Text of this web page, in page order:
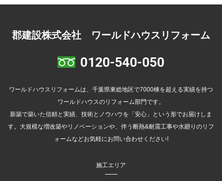
郡建設株式会社 ワールドハウスリフォーム
0120-540-050
ワールドハウスリフォームは、千葉県東総地区で7000棟を超える実績を持つ
ワールドハウスのリフォーム部門です。
新築で築いた信頼と実績、技術とノウハウを「安心」という形でお届けしま
す。大規模な増改築やリノベーションや、伴う断熱&耐震工事や水廻りのリフ
ォームなどお気軽にお問い合わせください!
施工エリア